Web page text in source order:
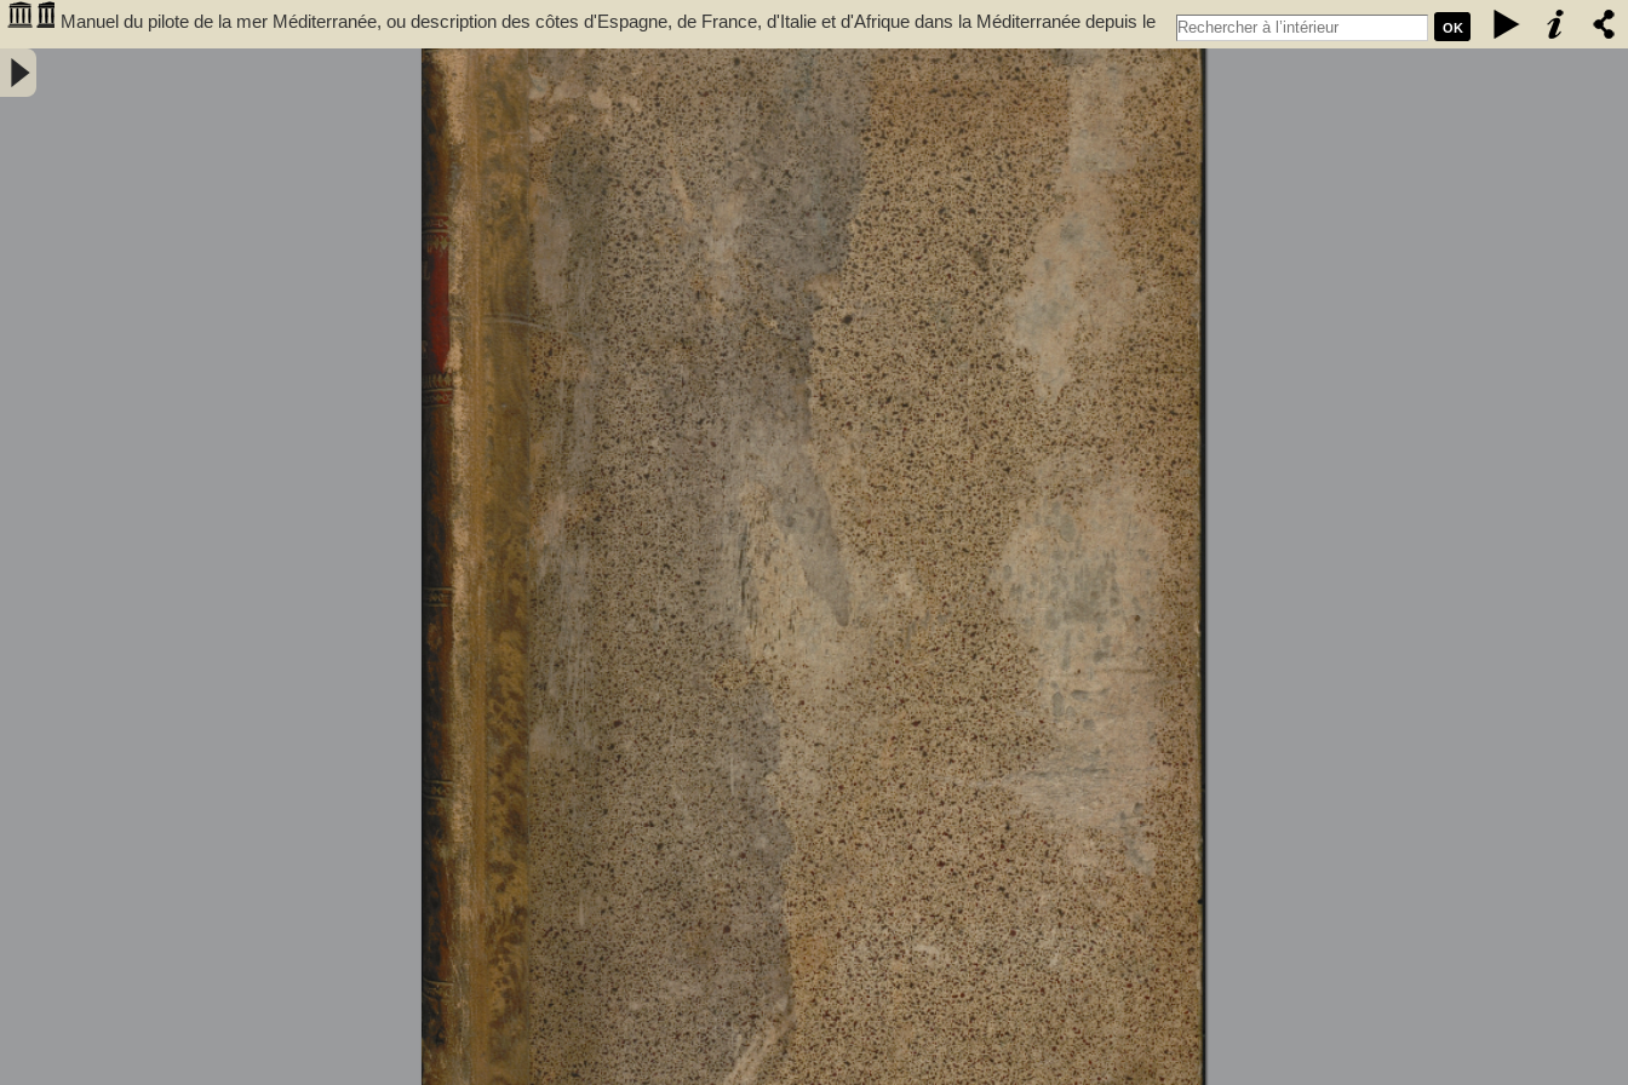
OK
Manuel du pilote de la mer Méditerranée, ou description des côtes d'Espagne, de France, d'Italie et d'Afrique dans la Méditerranée depuis le
détroit de Gibraltar jusqu'au cap Bon pour l'Afrique, et jusqu'en dehors du détroit de Messine pour l'Europe. Traduit pour la côte d'Espagne et
la partie correspondante de la Côte de Barbarie, du Derrotero ou Routier espagnol de Tofino; Rédigé pour le reste par L.-S. Baudin, lieutenant de vaisseau, chevalier de Saint-Louis... - Baudin, Louis Stanislas